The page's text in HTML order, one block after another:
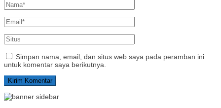
Simpan nama, email, dan situs web saya pada peramban ini
untuk komentar saya berikutnya.